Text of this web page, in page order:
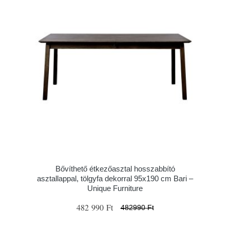
Bővíthető étkezőasztal hosszabbító
asztallappal, tölgyfa dekorral 95x190 cm Bari –
Unique Furniture
482 990 Ft 482990 Ft